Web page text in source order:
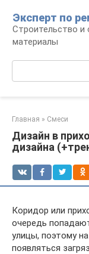
контенту
Эксперт по
Строительство и
материалы
Главная » Смеси
Дизайн в
дизайна
Коридор или
очередь
улицы, поэтому
появляться